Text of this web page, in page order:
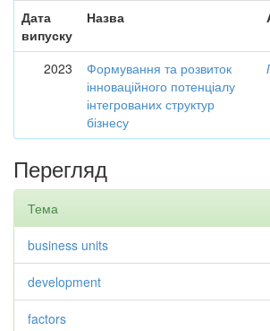
Дата
випуску
Назва
2023
Формування та розвиток
інноваційного потенціалу
інтегрованих структур
бізнесу
Перегляд
Тема
business units
development
factors